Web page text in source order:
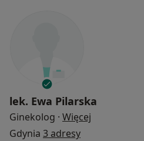
lek. Ewa Pilarska
Ginekolog · Więcej
Gdynia 3 adresy